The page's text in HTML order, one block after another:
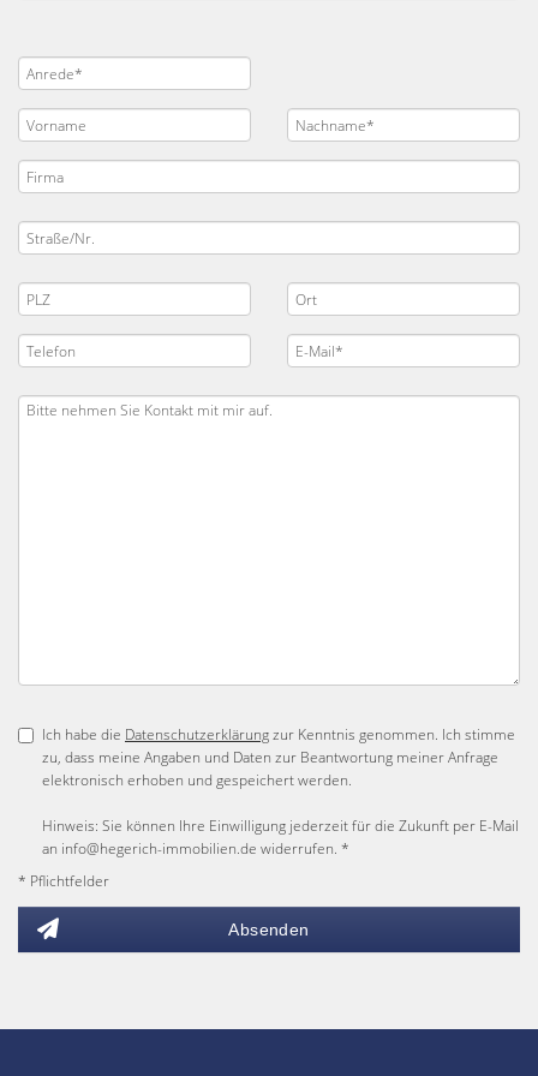
Ich habe die Datenschutzerklärungzur Kenntnis genommen. Ich stimme
zu, dass meine Angaben und Daten zur Beantwortung meiner Anfrage
elektronisch erhoben und gespeichert werden.
Hinweis: Sie können Ihre Einwilligung jederzeit für die Zukunft per E-Mail
an info@hegerich-immobilien.de widerrufen. *
* Pflichtfelder
Absenden